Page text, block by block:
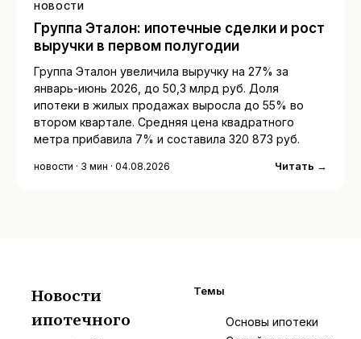
НОВОСТИ
Группа Эталон: ипотечные сделки и рост
выручки в первом полугодии
Группа Эталон увеличила выручку на 27% за
январь-июнь 2026, до 50,3 млрд руб. Доля
ипотеки в жилых продажах выросла до 55% во
втором квартале. Средняя цена квадратного
метра прибавила 7% и составила 320 873 руб.
новости · 3 мин · 04.08.2026 Читать →
Новости
ипотечного
Темы
Основы ипотеки